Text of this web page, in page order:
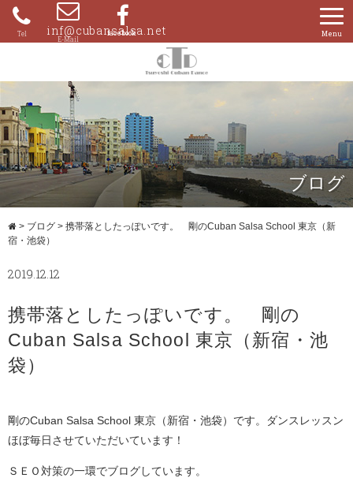
Skip
content
080- inf@cubansalsa.net
ブログ
> ブログ > 携帯落としたっぽいです。 剛のCuban Salsa School 東京（新
宿・池袋）
2019.12.12
携帯落としたっぽいです。 剛の
Cuban Salsa School 東京（新宿・池
袋）
剛のCuban Salsa School 東京（新宿・池袋）です。ダンスレッスン
ほぼ毎日させていただいています！
ＳＥＯ対策の一環でブログしています。